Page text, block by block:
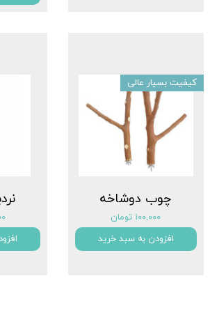
چوب دوشاخه
۱۰۰,۰۰۰ تومان
افزودن به سبد خرید
کیفیت بسیار عالی